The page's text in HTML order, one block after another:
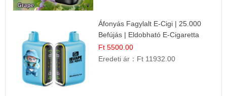
Áfonyás Fagylalt E-Cigi | 25.000
Befújás | Eldobható E-Cigaretta
Ft 5500.00
Eredeti ár： Ft 11932.00